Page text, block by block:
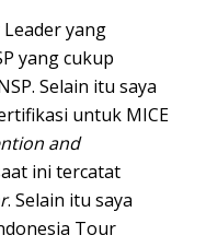
yang
yang cukup
Selain itu saya
untuk MICE
and
ini tercatat
. Selain itu saya
Tour